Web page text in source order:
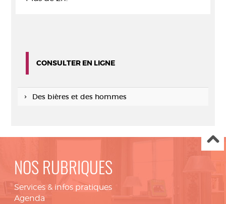
CONSULTER EN LIGNE
Des bières et des hommes
NOS RUBRIQUES
Services & infos pratiques
Agenda